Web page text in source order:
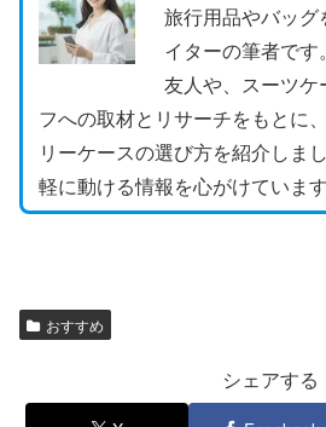
旅行用品やバッグ
イターの筆者で
友人や、スーツケ
フへの取材とリサーチをもとに
リーケースの選び方を紹介しま
軽に動ける情報を心がけています
おすすめ
シェアする